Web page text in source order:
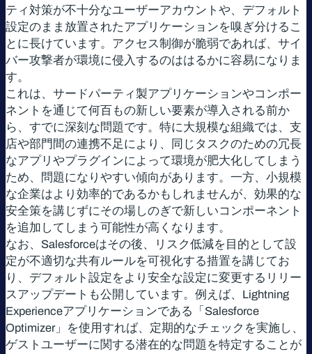
ティ対策が不十分なユーザーアカウントや、デフォルト
設定のまま放置されたアプリケーションを嗅ぎ分けるこ
とに長けています。アクセス制御が脆弱であれば、サイ
バー攻撃者が環境に侵入するのははるかに容易になりま
す。
これは、サードパーティ製アプリケーションやコンポー
ネントを通じて何百もの新しい要素が導入される前か
ら、すでに深刻な問題です。特に大規模な組織では、支
店や部門間の連携不足により、同じタスクのための冗長
なアプリやプラグインによって環境が肥大化してしまう
ため、問題になりやすい傾向があります。一方、小規模
な企業はより効率的であるかもしれませんが、効果的な
安全策を講じずにその場しのぎで新しいコンポーネント
を追加してしまう可能性が高くなります。
なお、Salesforceはその後、リスク低減を目的として設
定が不適切な共有ルールを可視化する措置を講じてお
り、デフォルト設定をより安全な設定に変更するリリー
スアップデートも公開しています。例えば、Lightning
Experienceアプリケーションである「Salesforce
Optimizer」を使用すれば、定期的なチェックを実施し、
ゲストユーザーに関する潜在的な問題を特定することが